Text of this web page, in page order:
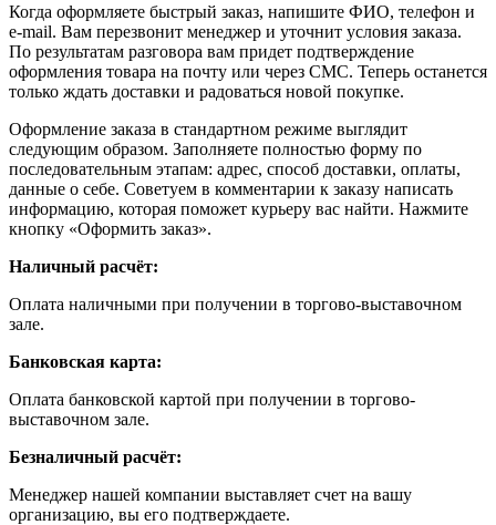
Когда оформляете быстрый заказ, напишите ФИО, телефон и
e-mail. Вам перезвонит менеджер и уточнит условия заказа.
По результатам разговора вам придет подтверждение
оформления товара на почту или через СМС. Теперь останется
только ждать доставки и радоваться новой покупке.
Оформление заказа в стандартном режиме выглядит
следующим образом. Заполняете полностью форму по
последовательным этапам: адрес, способ доставки, оплаты,
данные о себе. Советуем в комментарии к заказу написать
информацию, которая поможет курьеру вас найти. Нажмите
кнопку «Оформить заказ».
Наличный расчёт:
Оплата наличными при получении в торгово-выставочном
зале.
Банковская карта:
Оплата банковской картой при получении в торгово-
выставочном зале.
Безналичный расчёт:
Менеджер нашей компании выставляет счет на вашу
организацию, вы его подтверждаете.